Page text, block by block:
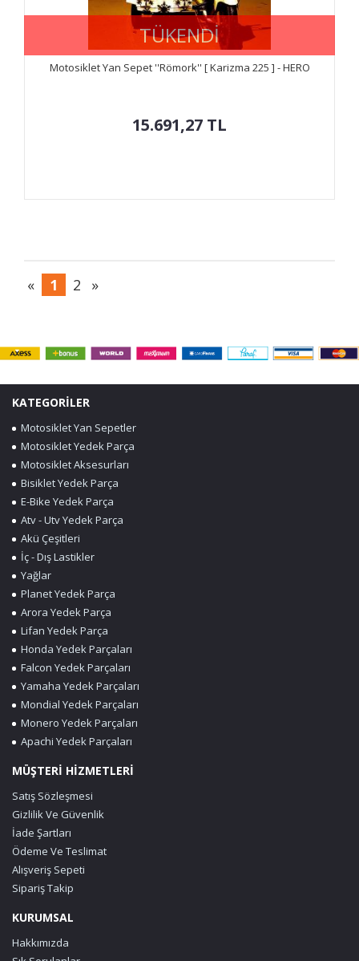
TÜKENDİ
Motosiklet Yan Sepet ''Römork'' [ Karizma 225 ] - HERO
15.691,27 TL
« 1 2 »
KATEGORİLER
Motosiklet Yan Sepetler
Motosiklet Yedek Parça
Motosiklet Aksesurları
Bisiklet Yedek Parça
E-Bike Yedek Parça
Atv - Utv Yedek Parça
Akü Çeşitleri
İç - Dış Lastikler
Yağlar
Planet Yedek Parça
Arora Yedek Parça
Lifan Yedek Parça
Honda Yedek Parçaları
Falcon Yedek Parçaları
Yamaha Yedek Parçaları
Mondial Yedek Parçaları
Monero Yedek Parçaları
Apachi Yedek Parçaları
MÜŞTERİ HİZMETLERİ
Satış Sözleşmesi
Gizlilik Ve Güvenlik
İade Şartları
Ödeme Ve Teslimat
Alışveriş Sepeti
Sipariş Takip
KURUMSAL
Hakkımızda